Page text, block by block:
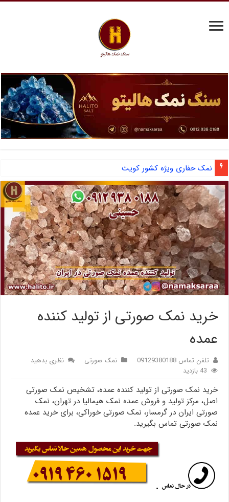
نمک حفاری ویژه کشور کویت
آشنایی با نمک دانه شکری و مزایای صادرات نمک صنعتی
خرید نمک صورتی از تولید کننده
عمده
تلفن تماس 09129380188 نمک صورتی
نظری بدهید
43 بازدید
خرید نمک صورتی از تولید کننده عمده، تشخیص نمک صورتی
اصل، مرکز تولید و فروش عمده نمک هیمالیا در تهران، نمک
صورتی ایران در گرمسار، نمک صورتی خوراکی، برای خرید عمده
نمک صورتی تماس بگیرید.